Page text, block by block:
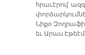
հրաւէրով՝
Նիքօ
եւ Արաս